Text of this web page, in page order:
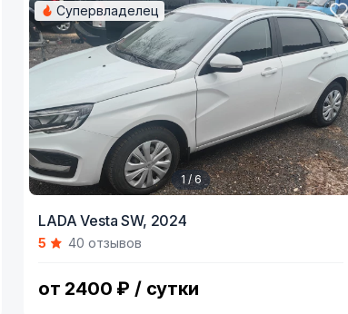
of
Супервладелец
1 / 6
LADA Vesta SW, 2024
5 40 отзывов
от 2400 ₽ / сутки